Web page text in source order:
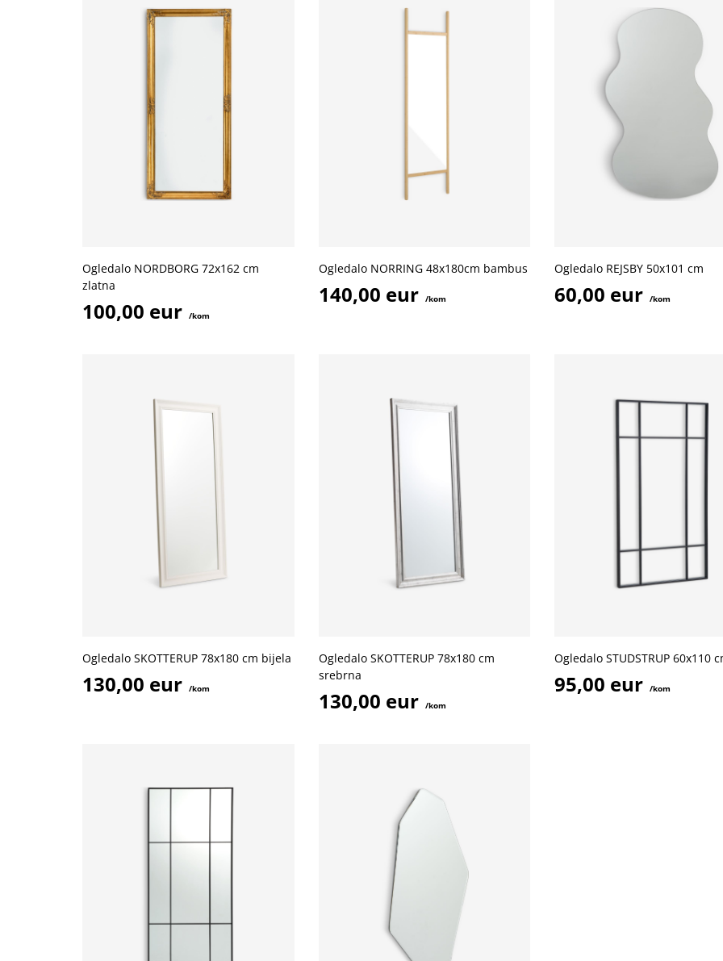
Ogledalo NORDBORG 72x162 cm
zlatna
100,00 eur /kom
Ogledalo NORRING 48x180cm bambus
140,00 eur /kom
Ogledalo REJSBY 50x101 cm
60,00 eur /kom
Ogledalo SKOTTERUP 78x180 cm bijela
130,00 eur /kom
Ogledalo SKOTTERUP 78x180 cm
srebrna
130,00 eur /kom
Ogledalo STUDSTRUP 60x110
95,00 eur /kom